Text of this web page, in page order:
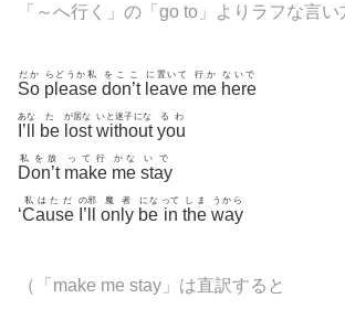
「～へ行く」の「go to」よりラフな言い
So
だか
please
らどうか私
don’t
をここ
leave
に置いて
me
行か
here
ないで
I’ll
あな
be
た
lost
が居な
without
いと迷子にな
you
るわ
Don’t
私を放
make
って行
me
かな
stay
いで
‘Cause
私はただ
I’ll
の邪
only
魔者
be
にな
in
って
the
しま
way
うから
（「make me stay」は直訳すると